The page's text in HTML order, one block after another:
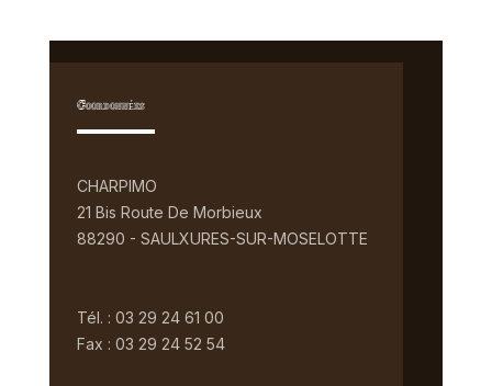
Coordonnées
CHARPIMO
21 Bis Route De Morbieux
88290 - SAULXURES-SUR-MOSELOTTE
Tél. : 03 29 24 61 00
Fax : 03 29 24 52 54